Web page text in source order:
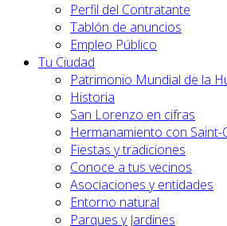
Perfil del Contratante
Tablón de anuncios
Empleo Público
Tu Ciudad
Patrimonio Mundial de la
Historia
San Lorenzo en cifras
Hermanamiento con Saint-
Fiestas y tradiciones
Conoce a tus vecinos
Asociaciones y entidades
Entorno natural
Parques y Jardines